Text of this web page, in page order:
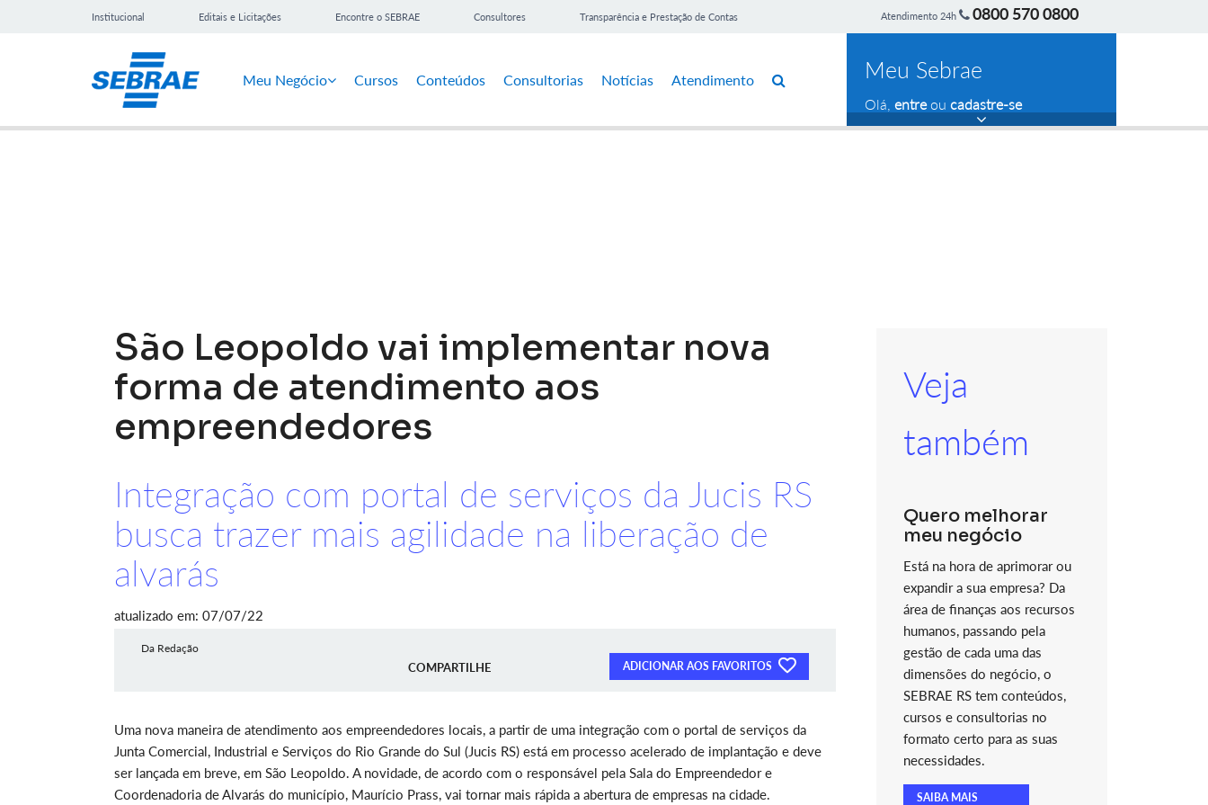
Institucional Editais e Licitações Encontre o SEBRAE Consultores Transparência e Prestação de Contas Atendimento 24h 0800 570 0800
Meu Negócio Cursos Conteúdos Consultorias Notícias Atendimento Meu Sebrae
Olá, entreou cadastre-se
São Leopoldo vai implementar nova
forma de atendimento aos
empreendedores
Integração com portal de serviços da Jucis RS
busca trazer mais agilidade na liberação de
alvarás
atualizado em: 07/07/22
Da Redação
COMPARTILHE ADICIONAR AOS FAVORITOS
Uma nova maneira de atendimento aos empreendedores locais, a partir de uma integração com o portal de serviços da
Junta Comercial, Industrial e Serviços do Rio Grande do Sul (Jucis RS) está em processo acelerado de implantação e deve
ser lançada em breve, em São Leopoldo. A novidade, de acordo com o responsável pela Sala do Empreendedor e
Coordenadoria de Alvarás do município, Maurício Prass, vai tornar mais rápida a abertura de empresas na cidade.
Veja
também
Quero melhorar
meu negócio
Está na hora de aprimorar ou
expandir a sua empresa? Da
área de finanças aos recursos
humanos, passando pela
gestão de cada uma das
dimensões do negócio, o
SEBRAE RS tem conteúdos,
cursos e consultorias no
formato certo para as suas
necessidades.
SAIBA MAIS